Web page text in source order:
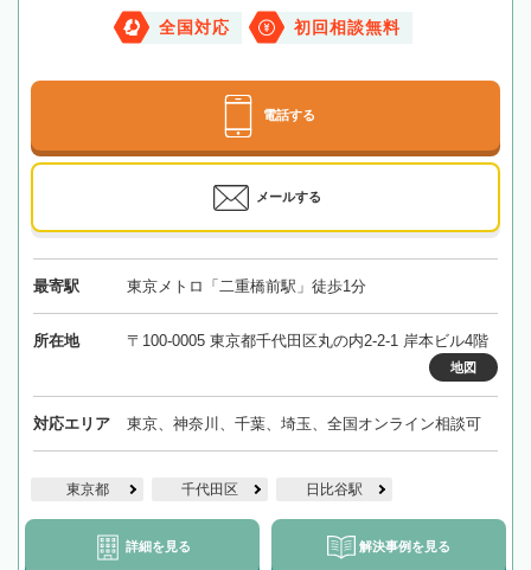
全国対応 初回相談無料
電話する
メールする
最寄駅 東京メトロ「二重橋前駅」徒歩1分
所在地 〒100-0005 東京都千代田区丸の内2-2-1 岸本ビル4階
地図
対応エリア 東京、神奈川、千葉、埼玉、全国オンライン相談可
東京都 千代田区 日比谷駅
詳細を見る 解決事例を見る